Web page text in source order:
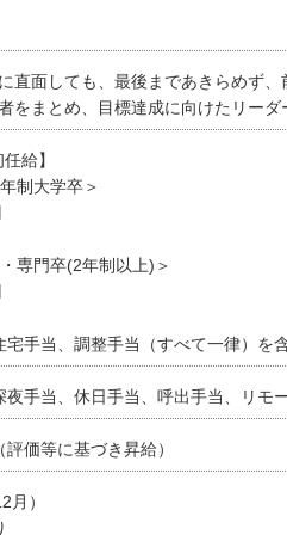
直面しても、最後まであきらめず
をまとめ、目標達成に向けたリー
給】
制大学卒＞
専門卒(2年制以上)＞
手当、調整手当（すべて一律）を
夜手当、休日手当、呼出手当、リ
価等に基づき昇給）
月）